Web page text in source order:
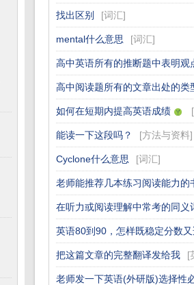
找出区别 [词汇]
mental什么意思 [词汇]
高中英语所有的推断题中表明观
高中阅读题所有的文章出处的类
如何在短期内提高英语成绩 [
能读一下这段吗？ [方法与资料]
Cyclone什么意思 [词汇]
老师能推荐几本练习阅读能力
在听力或阅读理解中常考的同义
英语80到90，怎样既稳定分数
把这篇文章的完整翻译发给我 [
老师发一下英语(外研版)选择性